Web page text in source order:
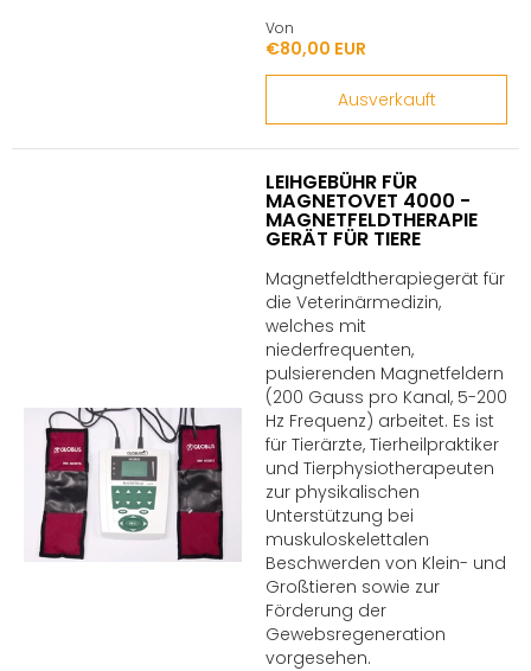
Von
€80,00 EUR
Ausverkauft
LEIHGEBÜHR FÜR
MAGNETOVET 4000 -
MAGNETFELDTHERAPIE
GERÄT FÜR TIERE
Magnetfeldtherapiegerät für
die Veterinärmedizin,
welches mit
niederfrequenten,
pulsierenden Magnetfeldern
(200 Gauss pro Kanal, 5-200
Hz Frequenz) arbeitet. Es ist
für Tierärzte, Tierheilpraktiker
und Tierphysiotherapeuten
zur physikalischen
Unterstützung bei
muskuloskelettalen
Beschwerden von Klein- und
Großtieren sowie zur
Förderung der
Gewebsregeneration
vorgesehen.